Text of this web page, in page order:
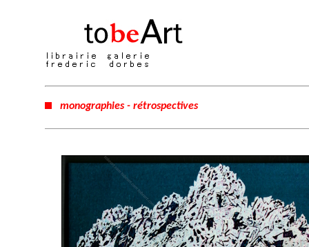
monographies - rétrospectives